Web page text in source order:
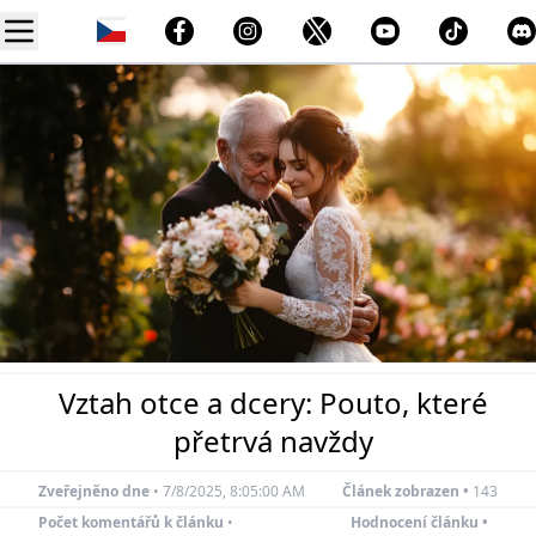
Vztah otce a dcery: Pouto, které
přetrvá navždy
Zveřejněno dne • 7/8/2025, 8:05:00 AM Článek zobrazen • 143
Počet komentářů k článku • Hodnocení článku •